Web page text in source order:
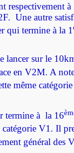
respectivement à
Une autre
qui termine à la 1
lancer sur le
en V2M. A
même
termine à la 16
catégorie V1. Il
général des